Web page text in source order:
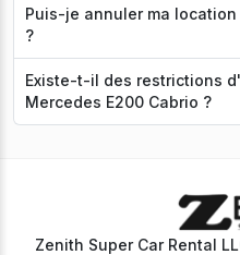
Puis-je annuler ma
?
Existe-t-il des restrictions
Mercedes E200 Cabrio ?
Zenith Super Car Rental